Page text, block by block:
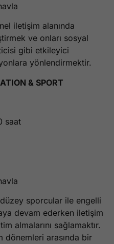
iletişim alanında
ve onları sosyal
gibi etkileyici
yönlendirmektir.
& SPORT
saat
sporcular ile engelli
devam ederken iletişim
almalarını sağlamaktır.
dönemleri arasında bir